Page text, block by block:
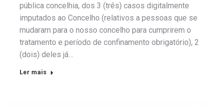
pública concelhia, dos 3 (três) casos digitalmente
imputados ao Concelho (relativos a pessoas que se
mudaram para o nosso concelho para cumprirem o
tratamento e período de confinamento obrigatório), 2
(dois) deles já…
Ler mais